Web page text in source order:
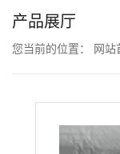
页
公
产品展厅
您当前的位置： 网站